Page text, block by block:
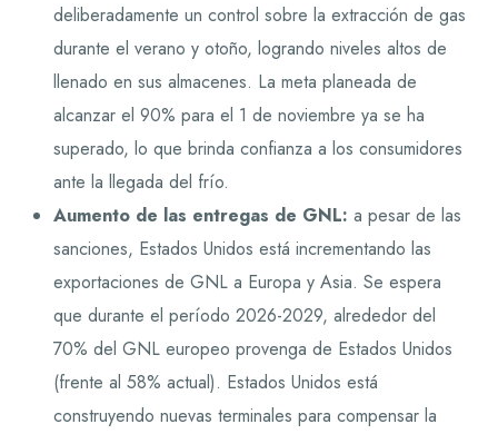
deliberadamente un control sobre la extracción de gas
durante el verano y otoño, logrando niveles altos de
llenado en sus almacenes. La meta planeada de
alcanzar el 90% para el 1 de noviembre ya se ha
superado, lo que brinda confianza a los consumidores
ante la llegada del frío.
Aumento de las entregas de GNL: a pesar de las
sanciones, Estados Unidos está incrementando las
exportaciones de GNL a Europa y Asia. Se espera
que durante el período 2026-2029, alrededor del
70% del GNL europeo provenga de Estados Unidos
(frente al 58% actual). Estados Unidos está
construyendo nuevas terminales para compensar la